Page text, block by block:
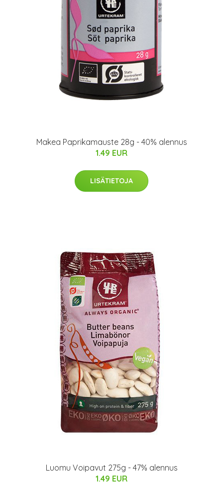
Makea Paprikamauste 28g - 40% alennus
1.49 EUR
LISÄTIETOJA
Luomu Voipavut 275g - 47% alennus
1.49 EUR